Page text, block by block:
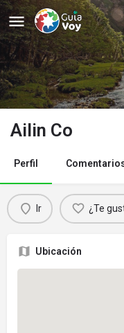
Ailin Co
Perfil
Ir ¿Te
Ubicación